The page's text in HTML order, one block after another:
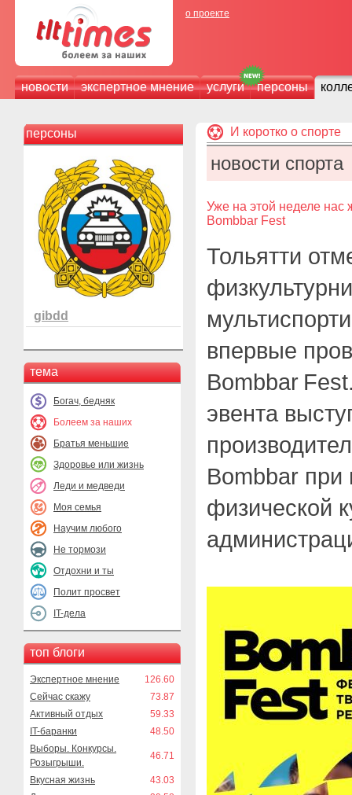
о проекте
новости экспертное мнение услуги персоны
персоны
gibdd
тема
Богач, бедняк
Болеем за наших
Братья меньшие
Здоровье или жизнь
Леди и медведи
Моя семья
Научим любого
Не тормози
Отдохни и ты
Полит просвет
IT-дела
топ блоги
Экспертное мнение
126.60
Сейчас скажу
73.87
Активный отдых
59.33
IT-баранки
48.50
Выборы. Конкурсы.
Розыгрыши.
46.71
Вкусная жизнь
43.03
И коротко о спорте
новости спорта
Уже на этой неделе нас
Bombbar Fest
Тольятти
впервые
Bombbar
эвента
Bombbar при
физической